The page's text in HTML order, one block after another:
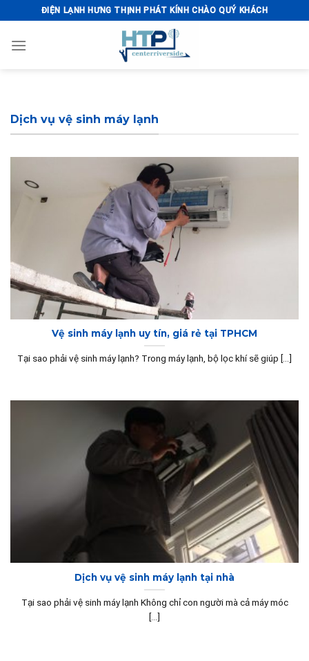
to
content
ĐIỆN LẠNH HƯNG THỊNH PHÁT KÍNH CHÀO QUÝ KHÁCH
Dịch vụ vệ sinh máy lạnh
Vệ sinh máy lạnh uy tín, giá rẻ tại TPHCM
Tại sao phải vệ sinh máy lạnh? Trong máy lạnh, bộ lọc khí sẽ giúp [...]
Dịch vụ vệ sinh máy lạnh tại nhà
Tại sao phải vệ sinh máy lạnh Không chỉ con người mà cả máy móc
[...]